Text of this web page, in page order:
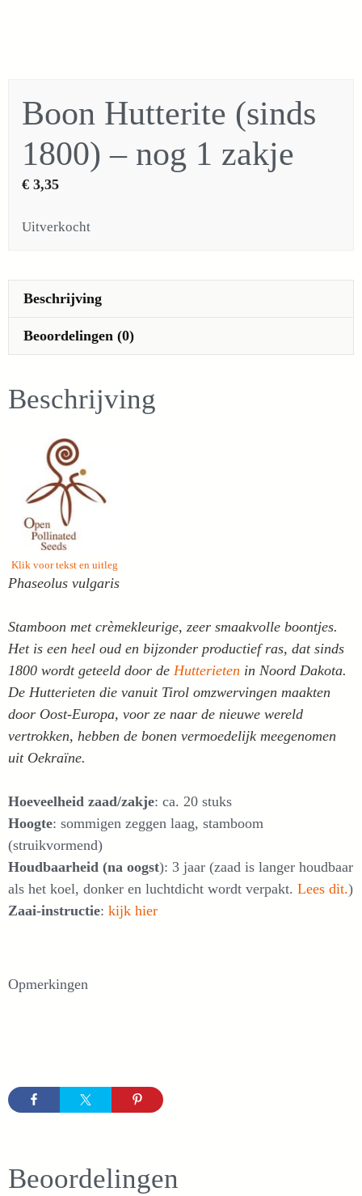
Boon Hutterite (sinds
1800) – nog 1 zakje
€ 3,35
Uitverkocht
Beschrijving
Beoordelingen (0)
Beschrijving
Klik voor tekst en uitleg
Phaseolus vulgaris
Stamboon met crèmekleurige, zeer smaakvolle boontjes.
Het is een heel oud en bijzonder productief ras, dat sinds
1800 wordt geteeld door de Hutterieten in Noord Dakota.
De Hutterieten die vanuit Tirol omzwervingen maakten
door Oost-Europa, voor ze naar de nieuwe wereld
vertrokken, hebben de bonen vermoedelijk meegenomen
uit Oekraïne.
Hoeveelheid zaad/zakje: ca. 20 stuks
Hoogte: sommigen zeggen laag, stamboom
(struikvormend)
Houdbaarheid (na oogst): 3 jaar (zaad is langer houdbaar
als het koel, donker en luchtdicht wordt verpakt. Lees dit.)
Zaai-instructie: kijk hier
Opmerkingen
Beoordelingen